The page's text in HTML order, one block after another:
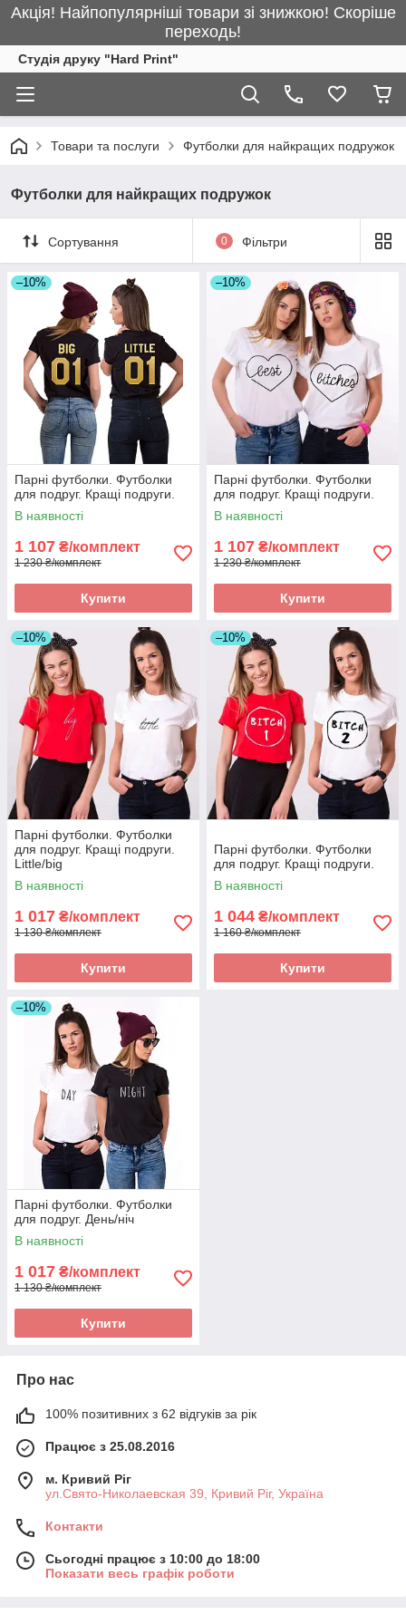
Акція! Найпопулярніші товари зі знижкою! Скоріше
переходь!
Студія друку "Hard Print"
Товари та послуги Футболки для найкращих подружок
Футболки для найкращих подружок
Сортування 0 Фільтри
–10%
Парні футболки. Футболки
для подруг. Кращі подруги.
В наявності
1 107 ₴/комплект
1 230 ₴/комплект
Купити
–10%
Парні футболки. Футболки
для подруг. Кращі подруги.
В наявності
1 107 ₴/комплект
1 230 ₴/комплект
Купити
–10%
Парні футболки. Футболки
для подруг. Кращі подруги.
Little/big
В наявності
1 017 ₴/комплект
1 130 ₴/комплект
Купити
–10%
Парні футболки. Футболки
для подруг. Кращі подруги.
В наявності
1 044 ₴/комплект
1 160 ₴/комплект
Купити
–10%
Парні футболки. Футболки
для подруг. День/ніч
В наявності
1 017 ₴/комплект
1 130 ₴/комплект
Купити
Про нас
100% позитивних з 62 відгуків за рік
Працює з 25.08.2016
м. Кривий Ріг
ул.Свято-Николаевская 39, Кривий Ріг, Україна
Контакти
Сьогодні працює з 10:00 до 18:00
Показати весь графік роботи